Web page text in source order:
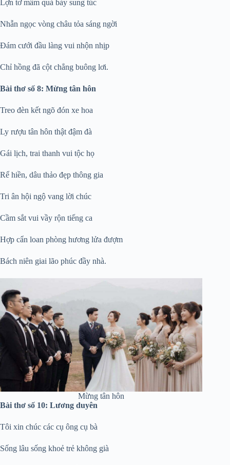
Lợn tơ mâm quả bày sung túc
Nhẫn ngọc vòng châu tỏa sáng ngời
Đám cưới đầu làng vui nhộn nhịp
Chỉ hồng đã cột chẳng buông lơi.
Bài thơ số 8: Mừng tân hôn
Treo đèn kết ngõ đón xe hoa
Ly rượu tân hôn thật đậm đà
Gái lịch, trai thanh vui tộc họ
Rể hiền, dâu thảo đẹp thông gia
Tri ân hội ngộ vang lời chúc
Cầm sắt vui vầy rộn tiếng ca
Hợp cẩn loan phòng hương lửa đượm
Bách niên giai lão phúc đầy nhà.
Mừng tân hôn
Bài thơ số 10: Lương duyên
Tôi xin chúc các cụ ông cụ bà
Sống lâu sống khoẻ trẻ không già